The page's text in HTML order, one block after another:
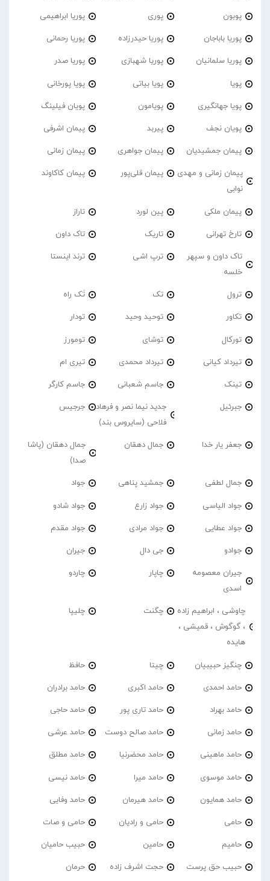
پوبون پوری پوریا ابراهیمی
پوریا باباجان پوریا حیدرزاده پوریا رحمانی
پوریا سلمانیان پوریا شهبازی پوریا صدر
پویا پویا بیاتی پویا پورخانی
پویا جهانگیری پویامون پویان فیلینگ
پویان نجف پیربد پیمان اشرفی
پیمان جمشیدیان پیمان جواهری پیمان زمانی
پیمان زمانی و مهدی
نوابی
پیمان قلی‌پور پیمان کاکاوند
پیمان ملکی پین لورد تاراز
تارخ تهرانی تاریک تاک داون
تاک داون و سپهر
خلسه
ترپ اشی ترند اینستا
ترول تک تَک راه
تکاور توحید وحید تودار
تورکال توشای تومورز
تیرداد کیانی تیرداد محمدی تیری ام
تینک جاسم شعبانی جاسم کارگر
جبرئیل
جدید نیما نصر و فرهاد
فلاحی (سایروس بند)
جرجیس
جعفر یار خدا جمال دهقان
جمال دهقان (پاشا
صدا)
جمال لطفی جمشید پناهی جواد
جواد الیاسی جواد زارع جواد شادو
جواد عطایی جواد مرادی جواد مقدم
جوادو جی دال جیران
جیران معصومه
اسدی
چاپار چاردو
چاوشی ، ابراهیم زاده
، گوگوش ، قمیشی ،
هایده
چگنت چلیپا
چنگیز حبیبیان چیتا حافظ
حامد احمدی حامد اکبری حامد برادران
حامد بهراد حامد تاری پور حامد حاجی
حامد زمانی حامد صالح دوست حامد عرشی
حامد ماهینی حامد محضرنیا حامد مطلق
حامد موسوی حامد میرا حامد نیسی
حامد همایون حامد هیرمان حامد وفایی
حامی حامی و رادیان حامی و صات
حامیم حامین حبیب حامیان
حبیب حق پرست حجت اشرف زاده حرمان